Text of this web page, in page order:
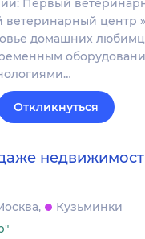
центр »
домашних
Откликнуться
Кузьминки